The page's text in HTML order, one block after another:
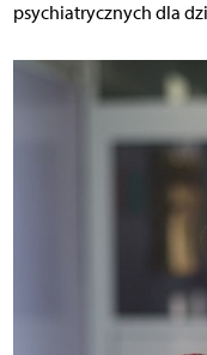
psychiatrycznych dla